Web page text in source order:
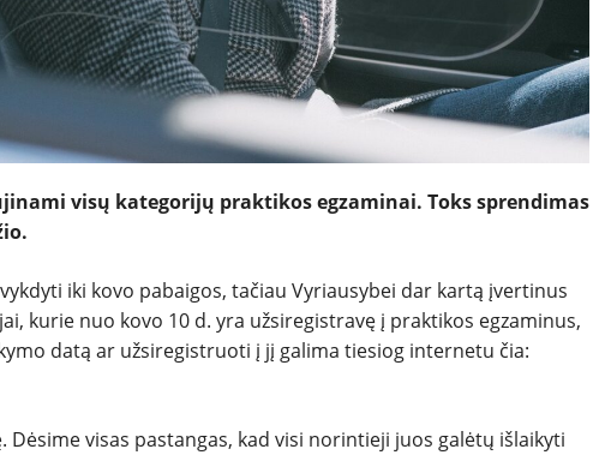
visų kategorijų praktikos egzaminai. Toks sprendimas
iki kovo pabaigos, tačiau Vyriausybei dar kartą įvertinus
kurie nuo kovo 10 d. yra užsiregistravę į praktikos egzaminus,
datą ar užsiregistruoti į jį galima tiesiog internetu čia:
visas pastangas, kad visi norintieji juos galėtų išlaikyti